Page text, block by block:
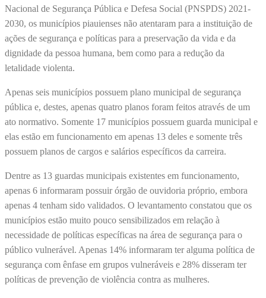
Nacional de Segurança Pública e Defesa Social (PNSPDS) 2021-
2030, os municípios piauienses não atentaram para a instituição de
ações de segurança e políticas para a preservação da vida e da
dignidade da pessoa humana, bem como para a redução da
letalidade violenta.
Apenas seis municípios possuem plano municipal de segurança
pública e, destes, apenas quatro planos foram feitos através de um
ato normativo. Somente 17 municípios possuem guarda municipal e
elas estão em funcionamento em apenas 13 deles e somente três
possuem planos de cargos e salários específicos da carreira.
Dentre as 13 guardas municipais existentes em funcionamento,
apenas 6 informaram possuir órgão de ouvidoria próprio, embora
apenas 4 tenham sido validados. O levantamento constatou que os
municípios estão muito pouco sensibilizados em relação à
necessidade de políticas específicas na área de segurança para o
público vulnerável. Apenas 14% informaram ter alguma política de
segurança com ênfase em grupos vulneráveis e 28% disseram ter
políticas de prevenção de violência contra as mulheres.